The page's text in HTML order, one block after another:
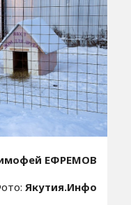
ЕФРЕМОВ
Якутия.Инфо